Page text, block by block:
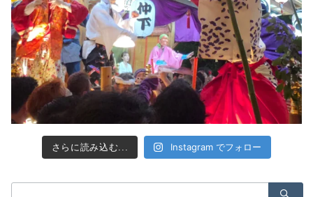
さらに読み込む... Instagram でフォロー